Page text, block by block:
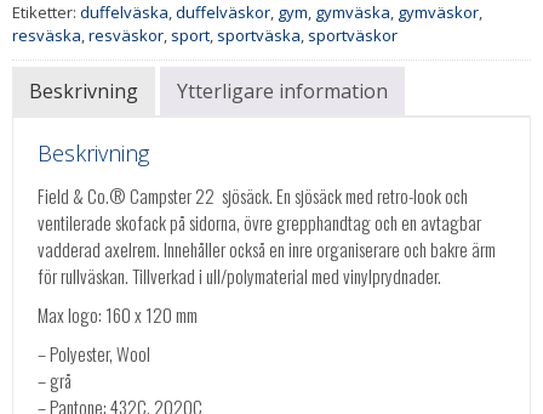
Etiketter: duffelväska,duffelväskor, gym, gymväska, gymväskor,
resväska,resväskor, sport, sportväska, sportväskor
Beskrivning Ytterligare information
Beskrivning
Field & Co.® Campster 22  sjösäck. En sjösäck med retro-look och
ventilerade skofack på sidorna, övre grepphandtag och en avtagbar
vadderad axelrem. Innehåller också en inre organiserare och bakre ärm
för rullväskan. Tillverkad i ull/polymaterial med vinylprydnader.
Max logo: 160 x 120 mm
– Polyester, Wool
– grå
– Pantone: 432C, 2020C